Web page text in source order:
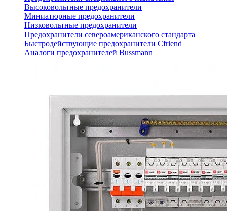
Высоковольтные предохранители
Миниатюрные предохранители
Низковольтные предохранители
Предохранители североамериканского стандарта
Быстродействующие предохранители Cfriend
Аналоги предохранителей Bussmann